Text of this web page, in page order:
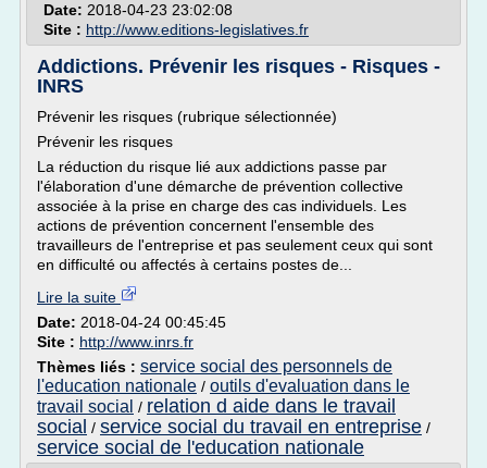
Date: 2018-04-23 23:02:08
Site : http://www.editions-legislatives.fr
Addictions. Prévenir les risques - Risques -
INRS
Prévenir les risques (rubrique sélectionnée)
Prévenir les risques
La réduction du risque lié aux addictions passe par
l'élaboration d'une démarche de prévention collective
associée à la prise en charge des cas individuels. Les
actions de prévention concernent l'ensemble des
travailleurs de l'entreprise et pas seulement ceux qui sont
en difficulté ou affectés à certains postes de...
Lire la suite
Date: 2018-04-24 00:45:45
Site : http://www.inrs.fr
Thèmes liés : service social des personnels de
l'education nationale / outils d'evaluation dans le
travail social / relation d aide dans le travail
social / service social du travail en entreprise /
service social de l'education nationale